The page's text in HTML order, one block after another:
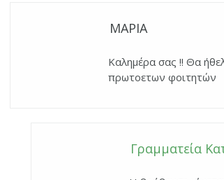
ΜΑΡΙΑ
Καλημέρα σας !! Θα
πρωτοετων φοιτητών
Γραμματεία